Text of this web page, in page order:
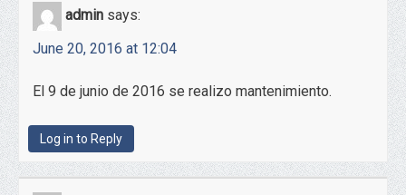
admin says:
June 20, 2016 at 12:04
El 9 de junio de 2016 se realizo mantenimiento.
Log in to Reply